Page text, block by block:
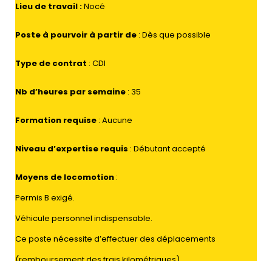
Lieu de travail :Nocé
Poste à pourvoir à partir de : Dès que possible
Type de contrat : CDI
Nb d’heures par semaine : 35
Formation requise : Aucune
Niveau d’expertise requis : Débutant accepté
Moyens de locomotion :
Permis B exigé.
Véhicule personnel indispensable.
Ce poste nécessite d’effectuer des déplacements